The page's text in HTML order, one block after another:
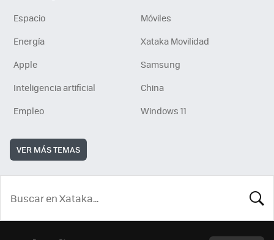
Espacio
Móviles
Energía
Xataka Movilidad
Apple
Samsung
Inteligencia artificial
China
Empleo
Windows 11
VER MÁS TEMAS